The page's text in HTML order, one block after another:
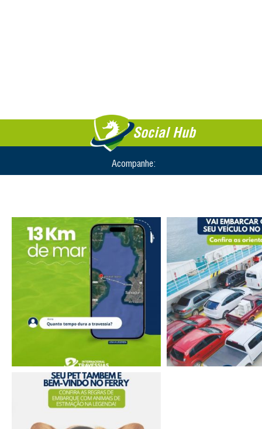
Social Hub
Acompanhe: